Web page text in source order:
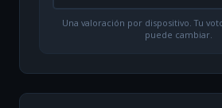
Una valoración por dispositivo. Tu
puede cambiar.